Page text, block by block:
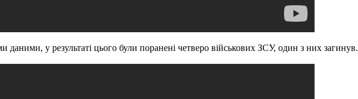
даними, у результаті цього були поранені четверо військових ЗСУ, один з них загинув.